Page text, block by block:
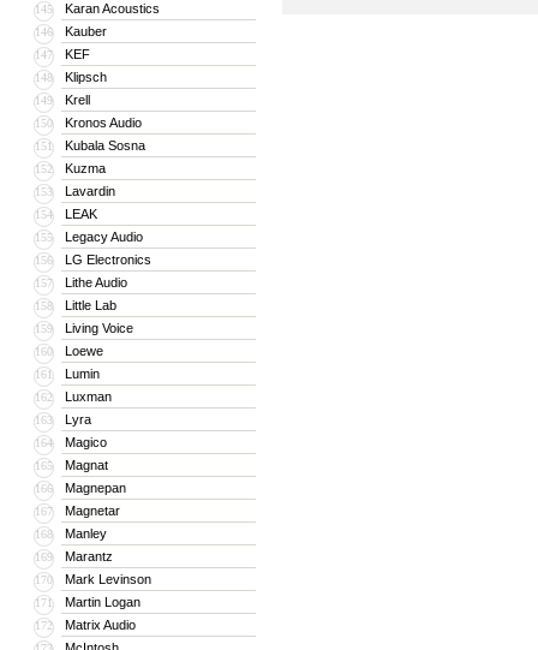
145 Karan Acoustics
146 Kauber
147 KEF
148 Klipsch
149 Krell
150 Kronos Audio
151 Kubala Sosna
152 Kuzma
153 Lavardin
154 LEAK
155 Legacy Audio
156 LG Electronics
157 Lithe Audio
158 Little Lab
159 Living Voice
160 Loewe
161 Lumin
162 Luxman
163 Lyra
164 Magico
165 Magnat
166 Magnepan
167 Magnetar
168 Manley
169 Marantz
170 Mark Levinson
171 Martin Logan
172 Matrix Audio